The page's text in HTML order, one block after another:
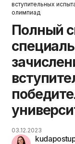
вступительных
олимпиад
Полный
03.12.2023